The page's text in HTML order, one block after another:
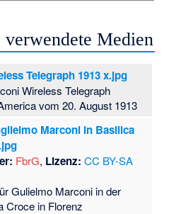
Medien
Telegraph 1913 x.jpg
Wireless Telegraph
vom 20. August 1913
Marconi in Basilica
FbrG, Lizenz: CC BY-SA
Gulielmo Marconi in der
Croce in Florenz